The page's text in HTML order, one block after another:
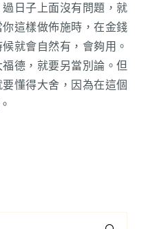
日子上面沒有問題，就
這樣做佈施時，在金錢
就會自然有，會夠用。
德，就要另當別論。但
懂得大舍，因為在這個